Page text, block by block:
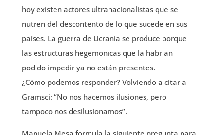
hoy existen actores ultranacionalistas que se
nutren del descontento de lo que sucede en sus
países. La guerra de Ucrania se produce porque
las estructuras hegemónicas que la habrían
podido impedir ya no están presentes.
¿Cómo podemos responder? Volviendo a citar a
Gramsci: “No nos hacemos ilusiones, pero
tampoco nos desilusionamos”.
Manuela Mesa formula la siguiente pregunta para